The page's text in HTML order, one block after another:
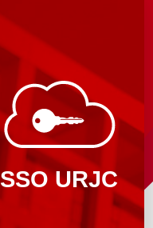
SSO URJC